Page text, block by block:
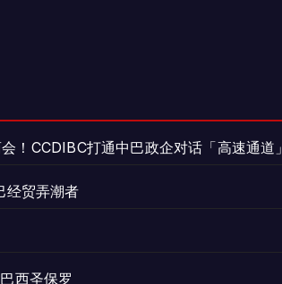
！CCDIBC打通中巴政企对话「高速通道」
经贸弄潮者
西圣保罗